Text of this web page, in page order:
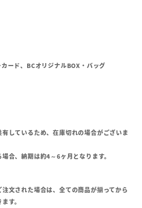
ード、BCオリジナルBOX・バッグ
しているため、在庫切れの場合がございま
合、納期は約4～6ヶ月となります。
文された場合は、全ての商品が揃ってから
す。